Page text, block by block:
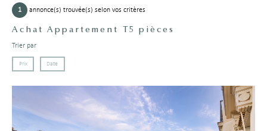
1 annonce(s) trouvée(s) selon vos critères
Achat Appartement T5 pièces
Trier par
Prix Date